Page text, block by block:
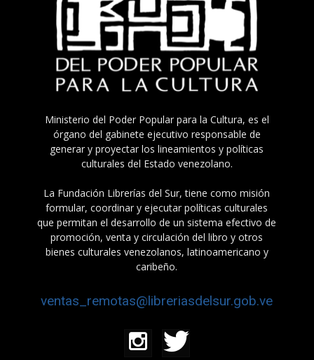
Ministerio del Poder Popular para la Cultura, es el
órgano del gabinete ejecutivo responsable de
generar y proyectar los lineamientos y políticas
culturales del Estado venezolano.
La Fundación Librerías del Sur, tiene como misión
formular, coordinar y ejecutar políticas culturales
que permitan el desarrollo de un sistema efectivo de
promoción, venta y circulación del libro y otros
bienes culturales venezolanos, latinoamericano y
caribeño.
ventas_remotas@libreriasdelsur.gob.ve